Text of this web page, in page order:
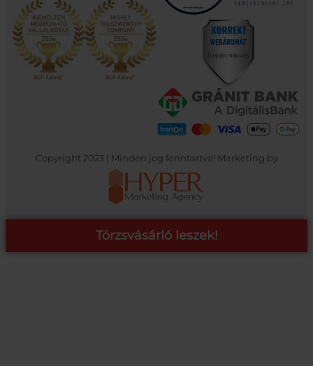
Copyright 2023 | Minden jog fenntartva! Marketing by
Törzsvásárló leszek!